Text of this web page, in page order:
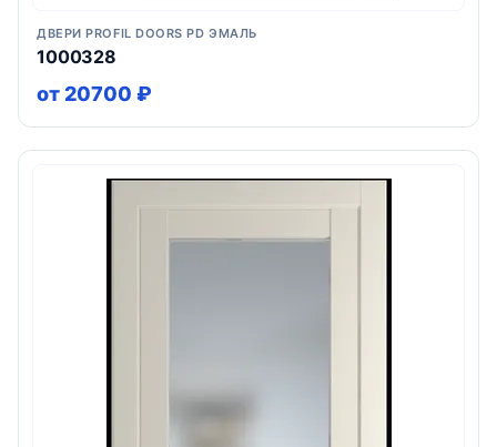
ДВЕРИ PROFIL DOORS PD ЭМАЛЬ
1000328
от 20700 ₽